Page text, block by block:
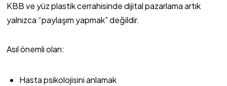
KBB ve yüz plastik cerrahisinde dijital pazarlama artık
yalnızca “paylaşım yapmak” değildir.
Asıl önemli olan:
Hasta psikolojisini anlamak